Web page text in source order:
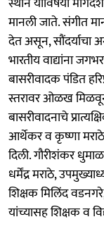
मानली जाते. संगीत
देत असून, सौंदर्याचा
भारतीय वाद्यांना
बासरीवादक पंडित
स्तरावर ओळख मिळवून
बासरीवादनाचे
आर्थेकर व कृष्णा
दिली. गौरीशंकर
धर्मेंद्र मराठे,
शिक्षक मिलिंद
यांच्यासह शिक्षक व